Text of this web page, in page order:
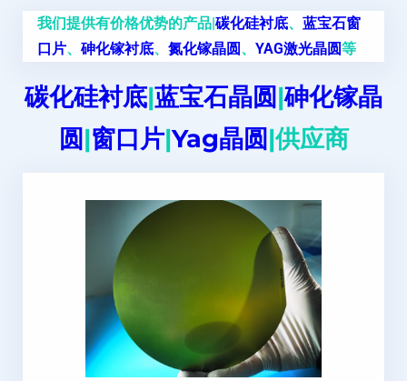
我们提供有价格优势的产品|碳化硅衬底、 蓝宝石窗
口片、 砷化镓衬底、 氮化镓晶圆、 YAG激光晶圆等
碳化硅衬底|蓝宝石晶圆|砷化镓晶
圆|窗口片|Yag晶圆|供应商